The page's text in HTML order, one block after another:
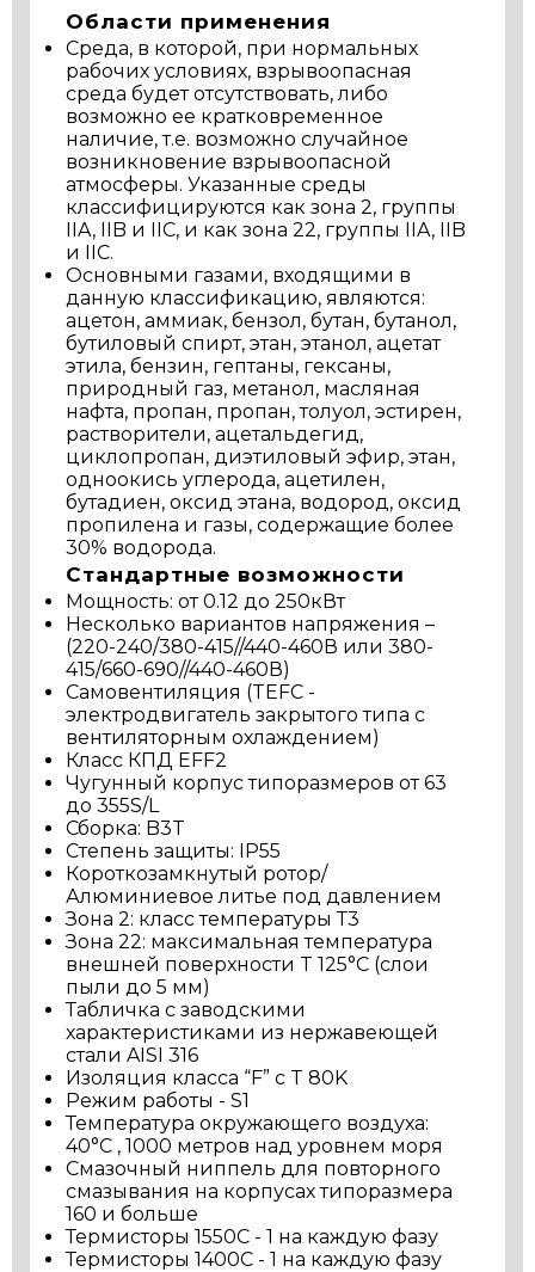
Области применения
Среда, в которой, при нормальных
рабочих условиях, взрывоопасная
среда будет отсутствовать, либо
возможно ее кратковременное
наличие, т.е. возможно случайное
возникновение взрывоопасной
атмосферы. Указанные среды
классифицируются как зона 2, группы
IIA, IIB и IIC, и как зона 22, группы IIA, IIB
и IIC.
Основными газами, входящими в
данную классификацию, являются:
ацетон, аммиак, бензол, бутан, бутанол,
бутиловый спирт, этан, этанол, ацетат
этила, бензин, гептаны, гексаны,
природный газ, метанол, масляная
нафта, пропан, пропан, толуол, эстирен,
растворители, ацетальдегид,
циклопропан, диэтиловый эфир, этан,
одноокись углерода, ацетилен,
бутадиен, оксид этана, водород, оксид
пропилена и газы, содержащие более
30% водорода.
Стандартные возможности
Мощность: от 0.12 до 250кВт
Несколько вариантов напряжения –
(220-240/380-415//440-460В или 380-
415/660-690//440-460В)
Самовентиляция (TEFC -
электродвигатель закрытого типа с
вентиляторным охлаждением)
Класс КПД EFF2
Чугунный корпус типоразмеров от 63
до 355S/L
Сборка: B3T
Степень защиты: IP55
Короткозамкнутый ротор/
Алюминиевое литье под давлением
Зона 2: класс температуры Т3
Зона 22: максимальная температура
внешней поверхности T 125°C (слои
пыли до 5 мм)
Табличка с заводскими
характеристиками из нержавеющей
стали AISI 316
Изоляция класса “F” с T 80K
Режим работы - S1
Температура окружающего воздуха:
40°C , 1000 метров над уровнем моря
Смазочный ниппель для повторного
смазывания на корпусах типоразмера
160 и больше
Термисторы 1550C - 1 на каждую фазу
Термисторы 1400C - 1 на каждую фазу